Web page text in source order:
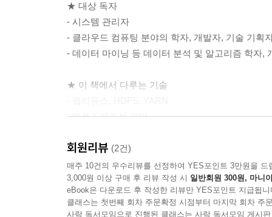
CHAPTER 7 맵리듀스 작동 방법
7.1 맵리듀스 잡 실행 상세분석
7.2 실패
7.3 셔플과 정렬
8.2 입력 포맷
8.3 출력 포맷
CHAPTER 9 맵리듀스 기능
9.1 카운터
★ 대상 독자
- 시스템 관리자
- 클라우드 컴퓨팅 분야의 학자, 개발자, 기술 기획
- 데이터 마이닝 등 데이터 분석 및 알고리즘 학자,
★ 이 책에서 다루는 기술
- 애플리케이션 개발
- 분산 데이터베이스 HBase
- 분산 설정 서비스 주키퍼
- 하둡 클러스터 관리 및 설정
- 에이브로로 데이터 직렬화하기
- 파케이로 중첩 데이터 처리하기
회원리뷰 (2건)
매주 10건의 우수리뷰를 선정하여 YES포인트 3만원을 드
3,000원 이상 구매 후 리뷰 작성 시 일반회원 300원, 마니
eBook은 다운로드 후 작성한 리뷰만 YES포인트 지급됩니
클래스는 첫번째 회차 주문확정 시점부터 마지막 회차 주
사락 독서모임으로 진행된 클래스는 사락 독서모임 게시